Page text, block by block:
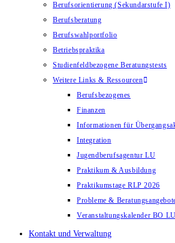
Berufsorientierung (Sekundarstufe I)
Berufsberatung
Berufswahlportfolio
Betriebspraktika
Studienfeldbezogene Beratungstests
Weitere Links & Ressourcen
Berufsbezogenes
Finanzen
Informationen für
Integration
Jugendberufsagentur LU
Praktikum & Ausbildung
Praktikumstage RLP 2026
Probleme &
Veranstaltungskalender BO LU
Kontakt und Verwaltung